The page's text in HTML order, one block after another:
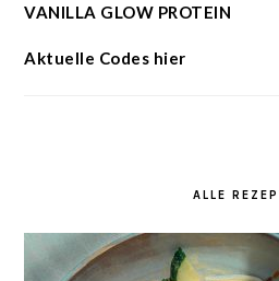
VANILLA GLOW PROTEIN
Aktuelle Codes hier
ALLE